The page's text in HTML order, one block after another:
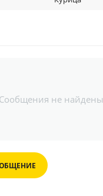
Сообщения не найдены